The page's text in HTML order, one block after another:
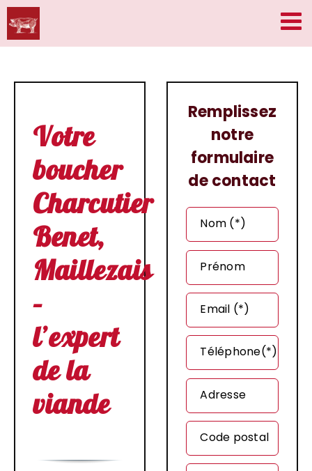
Passer
au
contenu
Votre
boucher
Charcutier
Benet,
Maillezais
–
l’expert
de la
viande
Remplissez
notre
formulaire
de contact
Nom (*)
Prénom
Email (*)
Téléphone(*)
Adresse
Code postal